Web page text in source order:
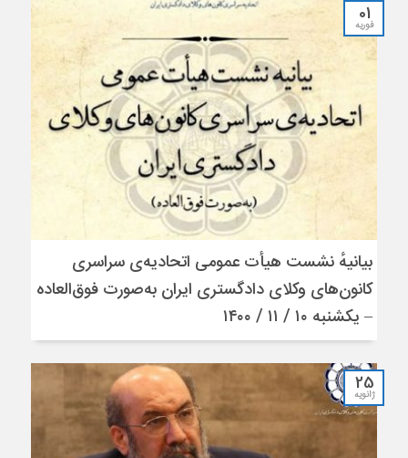
01
فوریه
بیانیهٔ نشست هیأت عمومی اتحادیه‌ی سراسری
کانون‌های وکلای دادگستری ایران به‌صورت فوق‌العاده
– یکشنبه ۱۰ / ۱۱ / ۱۴۰۰
25
ژانویه